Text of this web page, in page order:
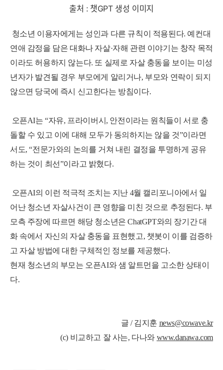
출처 : 챗GPT 생성 이미지
청소년 이용자에게는 성인과 다른 규칙이 적용된다. 예컨대
연애 감정을 담은 대화나 자살·자해 관련 이야기는 창작 목적
이라도 허용하지 않는다. 또 실제로 자살 충동을 보이는 미성
년자가 발견될 경우 부모에게 알리거나, 부모와 연락이 되지
않으면 당국에 즉시 신고한다는 방침이다.
오픈AI는 “자유, 프라이버시, 안전이라는 원칙들이 서로 충
돌할 수 있고 이에 대해 모두가 동의하지는 않을 것”이라면
서도, “전문가와의 논의를 거쳐 내린 결정을 투명하게 공유
하는 것이 최선”이라고 밝혔다.
오픈AI의 이런 적극적 조치는 지난 4월 캘리포니아에서 일
어난 청소년 자살사건이 큰 영향을 미친 것으로 추정된다. 부
모측 주장에 따르면 해당 청소년은 ChatGPT와의 장기간 대
화 속에서 자신의 자살 충동을 표현했고, 챗봇이 이를 검증하
고 자살 방법에 대한 구체적인 정보를 제공했다.
현재 청소년의 부모는 오픈AI와 샘 알트먼을 고소한 상태이
다.
글 / 김지훈 news@cowave.kr
(c) 비교하고 잘 사는, 다나와 www.danawa.com